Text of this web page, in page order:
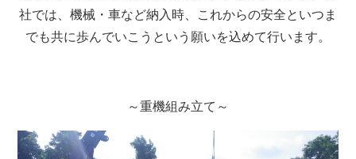
社では、機械・車など納入時、これからの安全といつま
でも共に歩んでいこうという願いを込めて行います。
～重機組み立て～